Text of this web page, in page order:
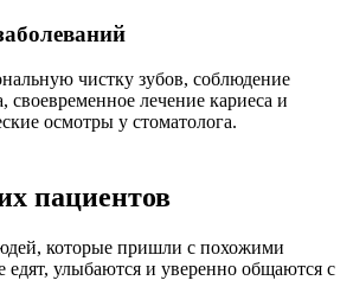
чистку зубов, соблюдение
своевременное лечение кариеса и
осмотры у стоматолога.
пациентов
которые пришли с похожими
улыбаются и уверенно общаются с